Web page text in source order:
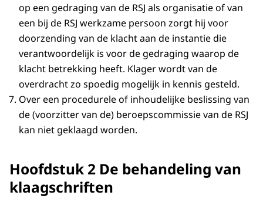
op een gedraging van de RSJ als organisatie of van
een bij de RSJ werkzame persoon zorgt hij voor
doorzending van de klacht aan de instantie die
verantwoordelijk is voor de gedraging waarop de
klacht betrekking heeft. Klager wordt van de
overdracht zo spoedig mogelijk in kennis gesteld.
Over een procedurele of inhoudelijke beslissing van
de (voorzitter van de) beroepscommissie van de RSJ
kan niet geklaagd worden.
Hoofdstuk 2 De behandeling van
klaagschriften